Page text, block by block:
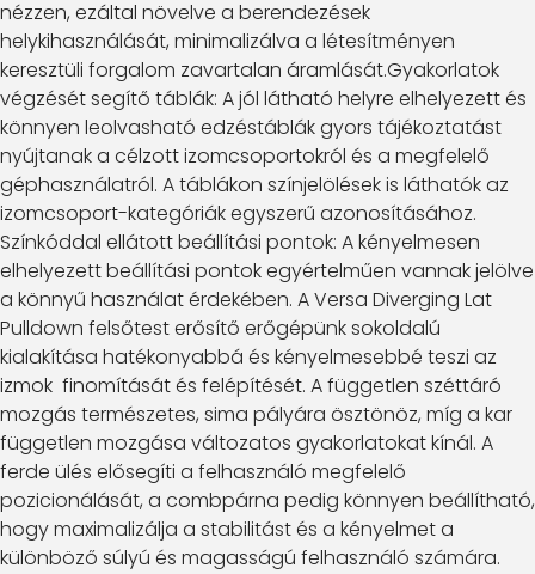
nézzen, ezáltal növelve a berendezések
helykihasználását, minimalizálva a létesítményen
keresztüli forgalom zavartalan áramlását.Gyakorlatok
végzését segítő táblák: A jól látható helyre elhelyezett és
könnyen leolvasható edzéstáblák gyors tájékoztatást
nyújtanak a célzott izomcsoportokról és a megfelelő
géphasználatról. A táblákon színjelölések is láthatók az
izomcsoport-kategóriák egyszerű azonosításához.
Színkóddal ellátott beállítási pontok: A kényelmesen
elhelyezett beállítási pontok egyértelműen vannak jelölve
a könnyű használat érdekében. A Versa Diverging Lat
Pulldown felsőtest erősítő erőgépünk sokoldalú
kialakítása hatékonyabbá és kényelmesebbé teszi az
izmok finomítását és felépítését. A független széttáró
mozgás természetes, sima pályára ösztönöz, míg a kar
független mozgása változatos gyakorlatokat kínál. A
ferde ülés elősegíti a felhasználó megfelelő
pozicionálását, a combpárna pedig könnyen beállítható,
hogy maximalizálja a stabilitást és a kényelmet a
különböző súlyú és magasságú felhasználó számára.